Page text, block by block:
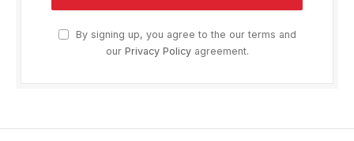
By signing up, you agree to the our terms and
our Privacy Policyagreement.